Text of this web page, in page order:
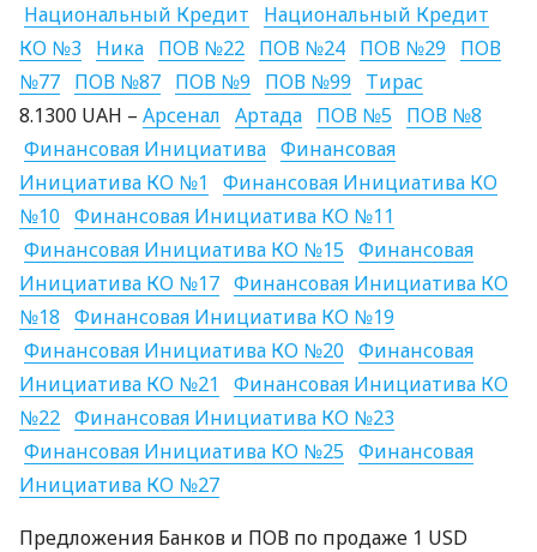
Национальный Кредит
Национальный Кредит
КО №3
Ника ПОВ №22 ПОВ №24 ПОВ №29
ПОВ
№77 ПОВ №87 ПОВ №9 ПОВ №99
Тирас
8.1300 UAH – Арсенал Артада ПОВ №5 ПОВ №8
Финансовая Инициатива Финансовая
Инициатива КО №1
Финансовая Инициатива КО
№10 Финансовая Инициатива КО №11
Финансовая Инициатива КО №15 Финансовая
Инициатива КО №17 Финансовая Инициатива КО
№18 Финансовая Инициатива КО №19
Финансовая Инициатива КО №20 Финансовая
Инициатива КО №21
Финансовая Инициатива КО
№22 Финансовая Инициатива КО №23
Финансовая Инициатива КО №25 Финансовая
Инициатива КО №27
Предложения Банков и ПОВ по продаже 1 USD